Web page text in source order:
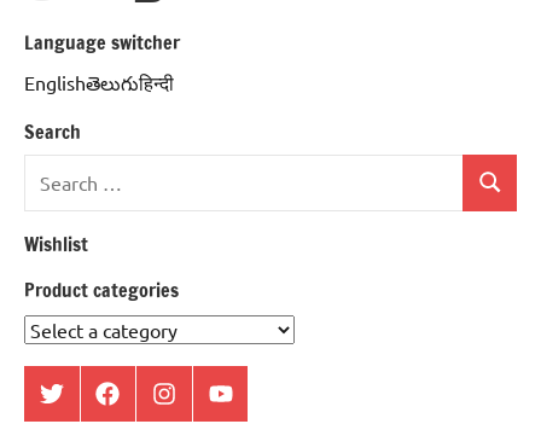
Language switcher
Englishతెలుగుहिन्दी
Search
Search
for:
Search
Wishlist
Product categories
ట్విట్టర్
ఫేస్
ఇంస్టాగ్రామ్యూట్యూబ్